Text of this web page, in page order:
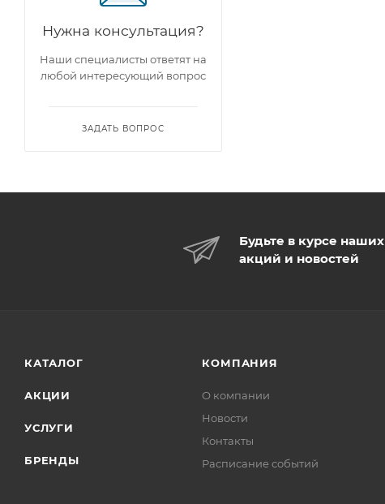
Нужна консультация?
Наши специалисты ответят на
любой интересующий вопрос
ЗАДАТЬ ВОПРОС
Будьте в курсе наших
акций и новостей
КАТАЛОГ
АКЦИИ
УСЛУГИ
БРЕНДЫ
КОМПАНИЯ
О компании
Новости
Контакты
Расписание событий